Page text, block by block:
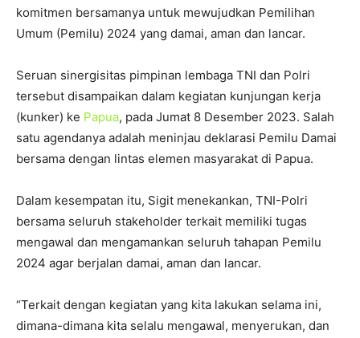
komitmen bersamanya untuk mewujudkan Pemilihan
Umum (Pemilu) 2024 yang damai, aman dan lancar.
Seruan sinergisitas pimpinan lembaga TNI dan Polri
tersebut disampaikan dalam kegiatan kunjungan kerja
(kunker) ke Papua, pada Jumat 8 Desember 2023. Salah
satu agendanya adalah meninjau deklarasi Pemilu Damai
bersama dengan lintas elemen masyarakat di Papua.
Dalam kesempatan itu, Sigit menekankan, TNI-Polri
bersama seluruh stakeholder terkait memiliki tugas
mengawal dan mengamankan seluruh tahapan Pemilu
2024 agar berjalan damai, aman dan lancar.
“Terkait dengan kegiatan yang kita lakukan selama ini,
dimana-dimana kita selalu mengawal, menyerukan, dan